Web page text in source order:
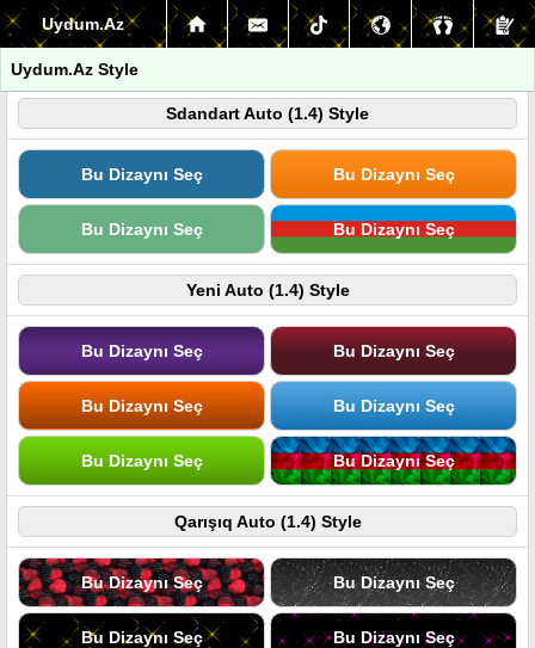
Uydum.Az
Uydum.Az Style
Sdandart Auto (1.4) Style
Bu Dizaynı Seç Bu Dizaynı Seç
Bu Dizaynı Seç Bu Dizaynı Seç
Yeni Auto (1.4) Style
Bu Dizaynı Seç Bu Dizaynı Seç
Bu Dizaynı Seç Bu Dizaynı Seç
Bu Dizaynı Seç Bu Dizaynı Seç
Qarışıq Auto (1.4) Style
Bu Dizaynı Seç Bu Dizaynı Seç
Bu Dizaynı Seç Bu Dizaynı Seç